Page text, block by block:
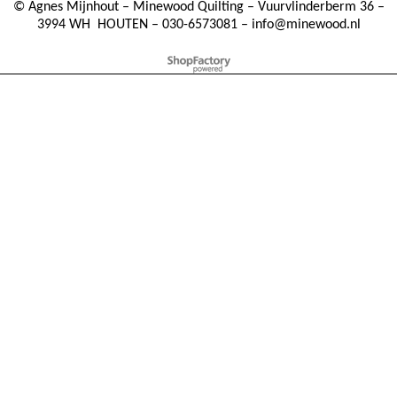
©Agnes Mijnhout – Minewood Quilting – Vuurvlinderberm 36 –
3994 WH
HOUTEN – 030-6573081 – info@minewood.nl
To create online store ShopFactory eCommerce software was used.